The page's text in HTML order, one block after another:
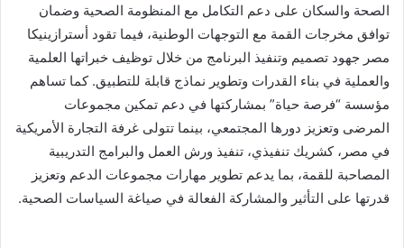
الصحة والسكان على دعم التكامل مع المنظومة الصحية وضمان
توافق مخرجات القمة مع التوجهات الوطنية، فيما تقود أسترازينيكا
مصر جهود تصميم وتنفيذ البرنامج من خلال توظيف خبراتها العلمية
والعملية في بناء القدرات وتطوير نماذج قابلة للتطبيق. كما تساهم
مؤسسة “فرصة حياة” بمشاركتها في دعم تمكين مجموعات
المرضى وتعزيز دورها المجتمعي، بينما تتولى غرفة التجارة الأمريكية
في مصر، كشريك تنفيذي، تنفيذ ورش العمل والبرامج التدريبية
المصاحبة للقمة، بما يدعم تطوير مهارات مجموعات الدعم وتعزيز
قدرتها على التأثير والمشاركة الفعالة في صياغة السياسات الصحية.